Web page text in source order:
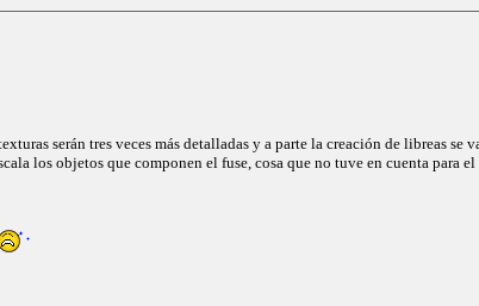
serán tres veces más detalladas y a parte la creación de libreas se
los objetos que componen el fuse, cosa que no tuve en cuenta para el